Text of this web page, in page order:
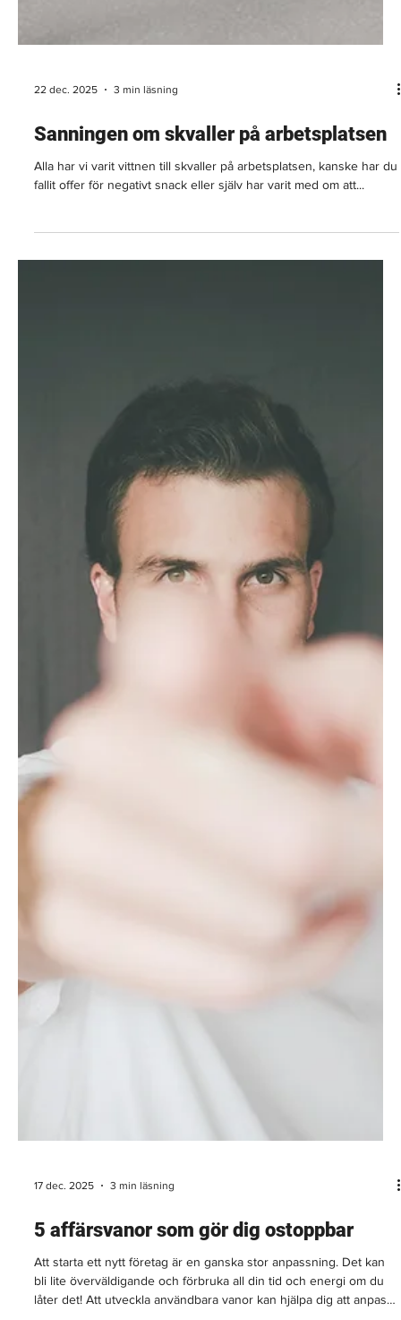
Alla har vi varit vittnen till skvaller på arbetsplatsen, kanske har du
fallit offer för negativt snack eller själv har varit med om att...